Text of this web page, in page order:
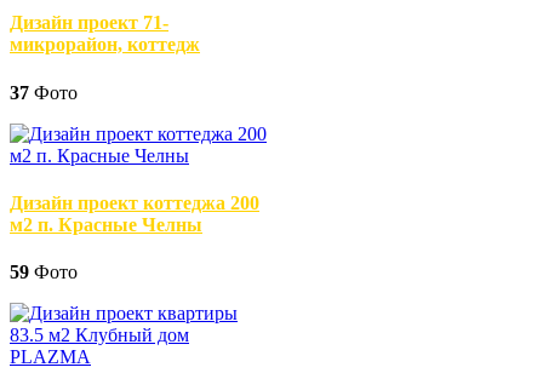
Дизайн проект 71-
микрорайон, коттедж
37 Фото
Дизайн проект коттеджа 200
м2 п. Красные Челны
59 Фото